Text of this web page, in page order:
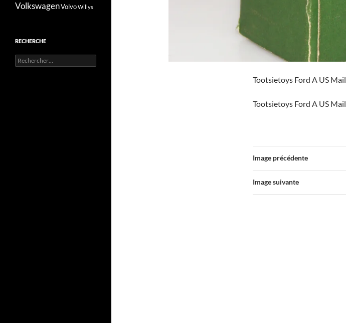
Tootsietoys Ford A US Mail
Tootsietoys Ford A US Mail
Image précédente
Image suivante
VolkswagenVolvoWillys
RECHERCHE
Rechercher :